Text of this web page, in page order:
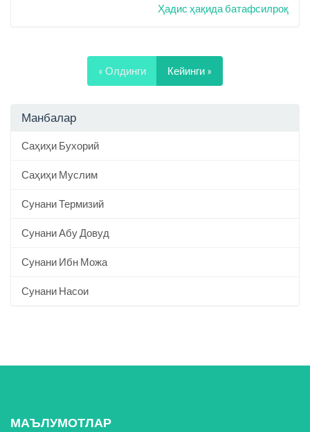
Ҳадис ҳақида батафсилроқ
« Олдинги Кейинги »
Манбалар
Саҳиҳи Бухорий
Саҳиҳи Муслим
Сунани Термизий
Сунани Абу Довуд
Сунани Ибн Можа
Сунани Насои
МАЪЛУМОТЛАР